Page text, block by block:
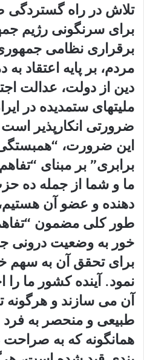
تلاش در راه گستردگی
برای سرنگونی رژیم
برقراری نظامی
مردم، بر پایه اعتقاد
دین از دولت، عدالت
ملیتهای ستمدیده در
ضرورتی انکارپذیر
این ضرورت،
ما و شما از جمله ده
دهنده و عضو آن
طور کلی مضمون
خور به وضعیت درونی
برای تحقق آن به سهم
نمود. آینده کشور ما
آن می سازند و هرگونه
طبیعی و منحصر به فرد